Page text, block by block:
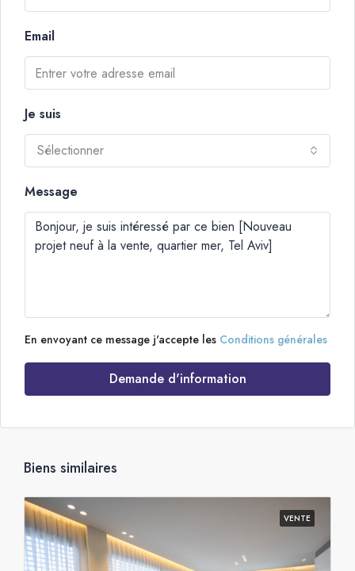
Email
Je suis
Sélectionner
Message
En envoyant ce message j'accepte les Conditions générales
Demande d'information
Biens similaires
VENTE